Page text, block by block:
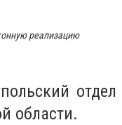
реализацию
отдел
области.